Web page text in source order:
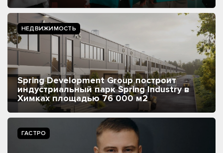
НЕДВИЖИМОСТЬ
Spring Development Group построит
индустриальный парк Spring Industry в
Химках площадью 76 000 м2
ГАСТРО